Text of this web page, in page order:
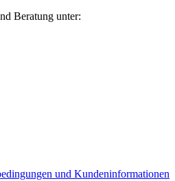
Beratung unter:
und Kundeninformationen